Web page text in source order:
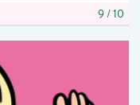
9 /10